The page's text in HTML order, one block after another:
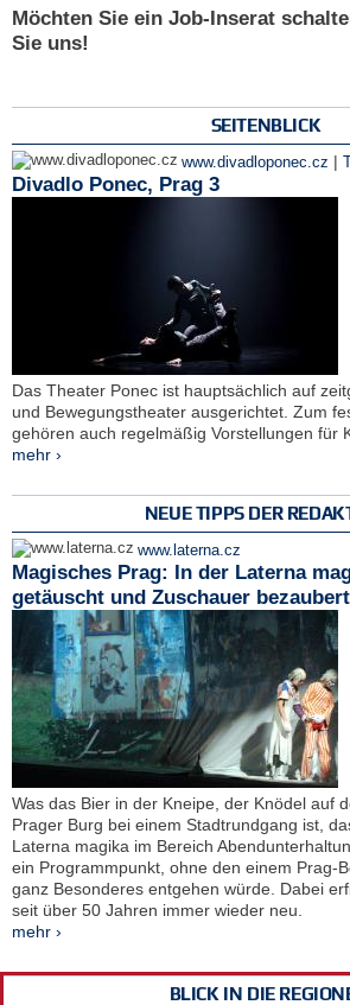
Möchten Sie ein Job-Inserat
Sie uns!
SEITENBLICK
www.divadloponec.cz |
Divadlo Ponec, Prag 3
Das Theater Ponec ist hauptsächlich auf
und Bewegungstheater ausgerichtet. Zum
gehören auch regelmäßig Vorstellungen für
mehr ›
NEUE TIPPS DER
www.laterna.cz
Magisches Prag: In der Laterna
getäuscht und Zuschauer bezaubert
Was das Bier in der Kneipe, der Knödel auf
Prager Burg bei einem Stadtrundgang ist,
Laterna magika im Bereich
ein Programmpunkt, ohne den einem Prag-
ganz Besonderes entgehen würde. Dabei
seit über 50 Jahren immer wieder neu.
mehr ›
BLICK IN DIE